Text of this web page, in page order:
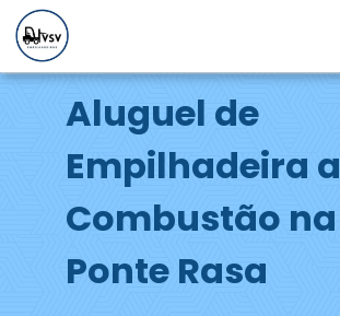
Aluguel de
Empilhadeira a
Combustão na
Ponte Rasa